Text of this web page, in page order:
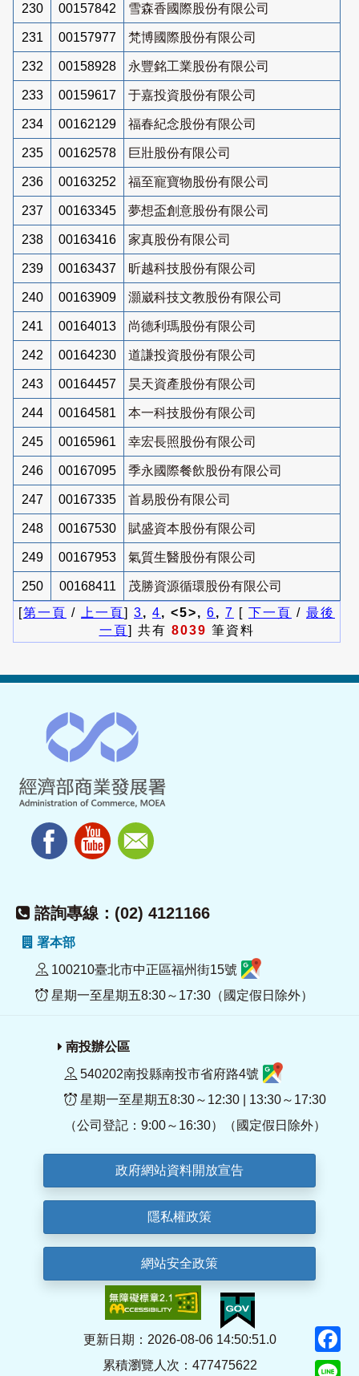
230 00157842 雪森香國際股份有限公司
231 00157977 梵博國際股份有限公司
232 00158928 永豐銘工業股份有限公司
233 00159617 于嘉投資股份有限公司
234 00162129 福春紀念股份有限公司
235 00162578 巨壯股份有限公司
236 00163252 福至寵寶物股份有限公司
237 00163345 夢想盃創意股份有限公司
238 00163416 家真股份有限公司
239 00163437 昕越科技股份有限公司
240 00163909 灝崴科技文教股份有限公司
241 00164013 尚德利瑪股份有限公司
242 00164230 道謙投資股份有限公司
243 00164457 昊天資產股份有限公司
244 00164581 本一科技股份有限公司
245 00165961 幸宏長照股份有限公司
246 00167095 季永國際餐飲股份有限公司
247 00167335 首易股份有限公司
248 00167530 賦盛資本股份有限公司
249 00167953 氣質生醫股份有限公司
250 00168411
茂勝資源循環股份有限公司
[第一頁 / 上一頁] 3, 4, <5>, 6, 7 [ 下一頁 / 最後
一頁] 共有 8039 筆資料
諮詢專線：(02) 4121166
署本部
100210臺北市中正區福州街15號
星期一至星期五8:30～17:30（國定假日除外）
南投辦公區
540202南投縣南投市省府路4號
星期一至星期五8:30～12:30 | 13:30～17:30
（公司登記：9:00～16:30）（國定假日除外）
政府網站資料開放宣告
隱私權政策
網站安全政策
更新日期：2026-08-06 14:50:51.0
累積瀏覽人次：477475622